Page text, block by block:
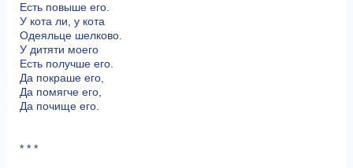
Есть повыше его.
У кота ли, у кота
Одеяльце шелково.
У дитяти моего
Есть получше его.
Да покраше его,
Да помягче его,
Да почище его.
* * *